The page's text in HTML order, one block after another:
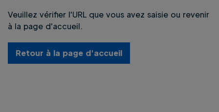
Veuillez vérifier l'URL que vous avez saisie ou revenir
à la page d'accueil.
Retour à la page d'accueil